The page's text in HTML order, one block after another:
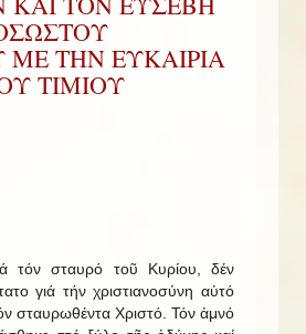
ΜΕ ΤΗΝ ΕΥΚΑΙΡΙΑ
ΤΙΜΙΟΥ
τόν σταυρό τοῦ Κυρίου, δέν
γιά τήν χριστιανοσύνη αὐτό
σταυρωθέντα Χριστό. Τόν ἀμνό